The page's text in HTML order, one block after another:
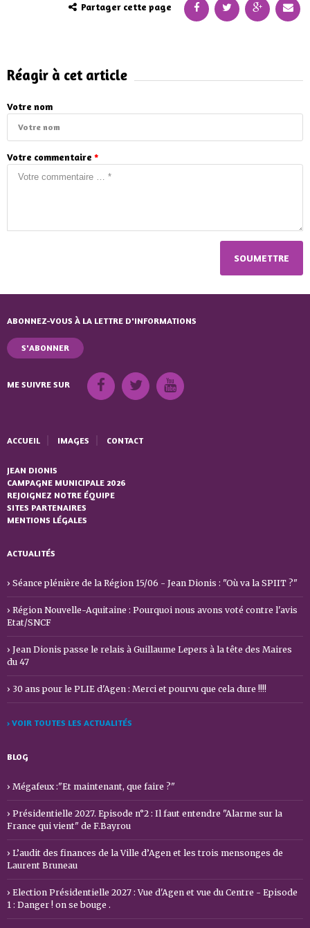
Partager cette page
Réagir à cet article
Votre nom
Votre commentaire *
ABONNEZ-VOUS À LA LETTRE D'INFORMATIONS
S'ABONNER
ME SUIVRE SUR
ACCUEIL IMAGES CONTACT
JEAN DIONIS
CAMPAGNE MUNICIPALE 2026
REJOIGNEZ NOTRE ÉQUIPE
SITES PARTENAIRES
MENTIONS LÉGALES
ACTUALITÉS
Séance plénière de la Région 15/06 - Jean Dionis : "Où va la SPIIT ?"
Région Nouvelle-Aquitaine : Pourquoi nous avons voté contre l'avis
Etat/SNCF
Jean Dionis passe le relais à Guillaume Lepers à la tête des Maires
du 47
30 ans pour le PLIE d'Agen : Merci et pourvu que cela dure !!!!
› VOIR TOUTES LES ACTUALITÉS
BLOG
Mégafeux :"Et maintenant, que faire ?"
Présidentielle 2027. Episode n°2 : Il faut entendre "Alarme sur la
France qui vient" de F.Bayrou
L’audit des finances de la Ville d’Agen et les trois mensonges de
Laurent Bruneau
Election Présidentielle 2027 : Vue d'Agen et vue du Centre - Episode
1 : Danger ! on se bouge .